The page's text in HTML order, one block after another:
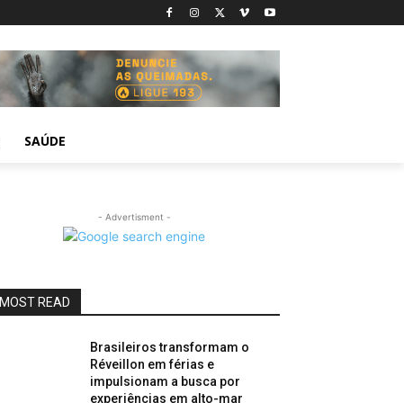
SAÚDE
- Advertisment -
MOST READ
Brasileiros transformam o
Réveillon em férias e
impulsionam a busca por
experiências em alto-mar